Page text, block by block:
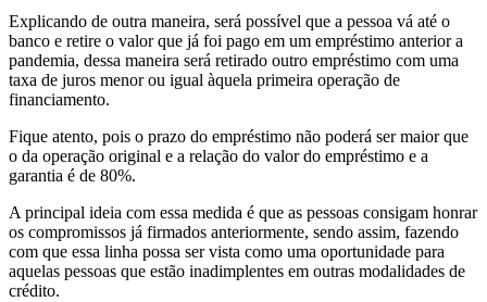
Explicando de outra maneira, será possível que a pessoa vá até o
banco e retire o valor que já foi pago em um empréstimo anterior a
pandemia, dessa maneira será retirado outro empréstimo com uma
taxa de juros menor ou igual àquela primeira operação de
financiamento.
Fique atento, pois o prazo do empréstimo não poderá ser maior que
o da operação original e a relação do valor do empréstimo e a
garantia é de 80%.
A principal ideia com essa medida é que as pessoas consigam honrar
os compromissos já firmados anteriormente, sendo assim, fazendo
com que essa linha possa ser vista como uma oportunidade para
aquelas pessoas que estão inadimplentes em outras modalidades de
crédito.